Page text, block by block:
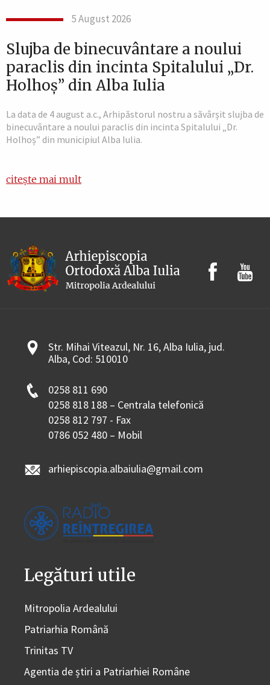
5 August 2026
Slujba de binecuvântare a noului
paraclis din incinta Spitalului „Dr.
Holhoș” din Alba Iulia
La data de 4 august a.c., Arhipăstorul nostru a săvârșit slujba de
binecuvântare a noului paraclis din incinta Spitalului „Dr.
Holhoș” din municipiul Alba Iulia.
citește mai mult
Str. Mihai Viteazul, Nr. 16, Alba Iulia, jud.
Alba, Cod: 510010
0258 811 690
0258 818 188 – Centrala telefonică
0258 812 797 - Fax
0786 052 480 – Mobil
arhiepiscopia.albaiulia@gmail.com
Legături utile
Mitropolia Ardealului
Patriarhia Română
Trinitas TV
Agentia de știri a Patriarhiei Române